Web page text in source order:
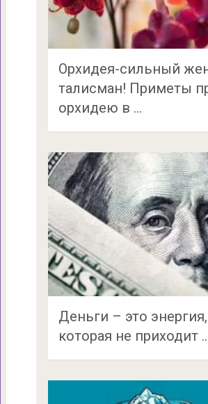
Орхидея-сильный
талисман! Приметы
орхидею в …
Деньги – это энергия,
которая не приходит